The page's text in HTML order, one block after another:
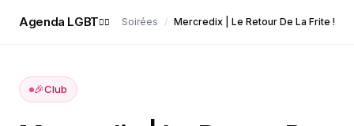
Agenda LGBT🏳️‍🌈 Soirées / Mercredix | Le Retour De La Frite !
🎉Club